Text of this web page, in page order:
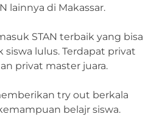
lainnya di Makassar.
STAN terbaik yang bisa
lulus. Terdapat privat
privat master juara.
try out berkala
belajr siswa.